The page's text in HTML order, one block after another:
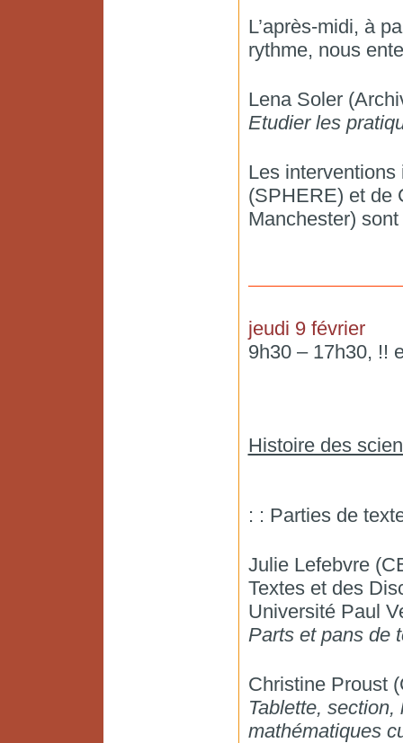
L’après-midi, à
rythme, nous
Lena Soler
Etudier les
Les
(SPHERE) et de
Manchester)
jeudi 9 février
9h30 – 17h30, !!
Histoire des
: : Parties de
Julie Lefebvre
Textes et des
Université Paul
Parts et pans de
Christine Proust
Tablette,
mathématiques